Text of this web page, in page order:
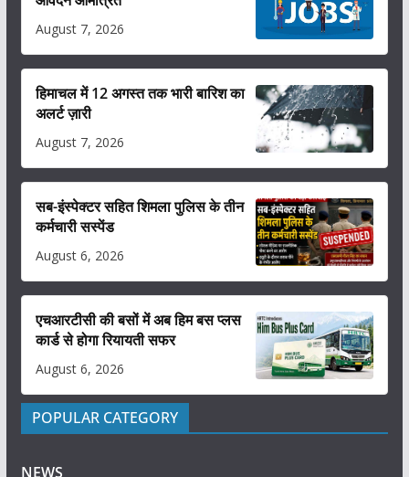
August 7, 2026
हिमाचल में 12 अगस्त तक भारी बारिश का
अलर्ट ज़ारी
August 7, 2026
सब-इंस्पेक्टर सहित शिमला पुलिस के तीन
कर्मचारी सस्पेंड
August 6, 2026
एचआरटीसी की बसों में अब हिम बस प्लस
कार्ड से होगा रियायती सफर
August 6, 2026
POPULAR CATEGORY
NEWS